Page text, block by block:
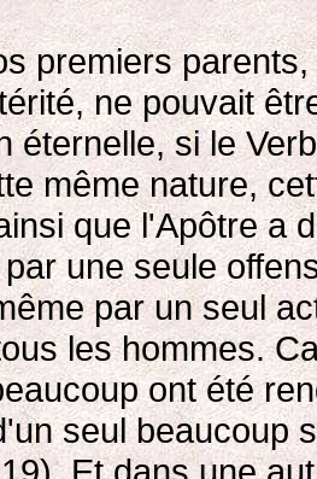
premiers
ne pouvait
éternelle, si le
même nature,
que l'Apôtre a
une seule
par un seul
les hommes.
ont été
seul beaucoup
Et dans une